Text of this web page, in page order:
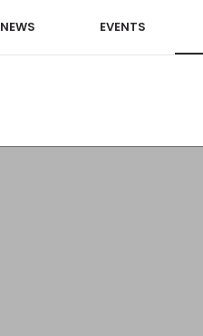
NEWS EVENTS